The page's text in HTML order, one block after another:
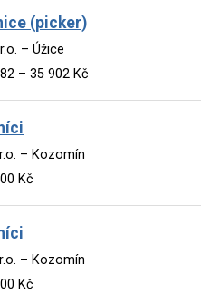
(picker)
– Úžice
– 35 902 Kč
– Kozomín
Kč
– Kozomín
Kč